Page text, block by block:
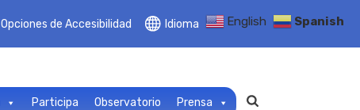
Opciones de Accesibilidad Idioma
Participa Observatorio Prensa
English Spanish